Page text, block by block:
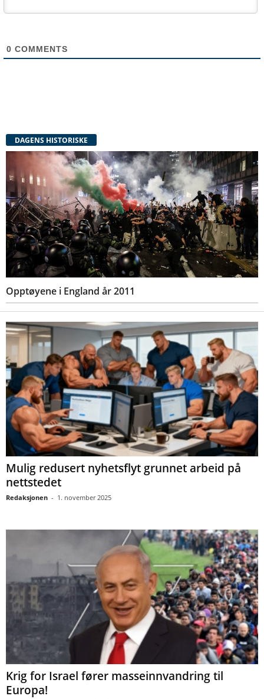
0 COMMENTS
DAGENS HISTORISKE
Opptøyene i England år 2011
Mulig redusert nyhetsflyt grunnet arbeid på
nettstedet
Redaksjonen - 1. november 2025
Krig for Israel fører masseinnvandring til
Europa!